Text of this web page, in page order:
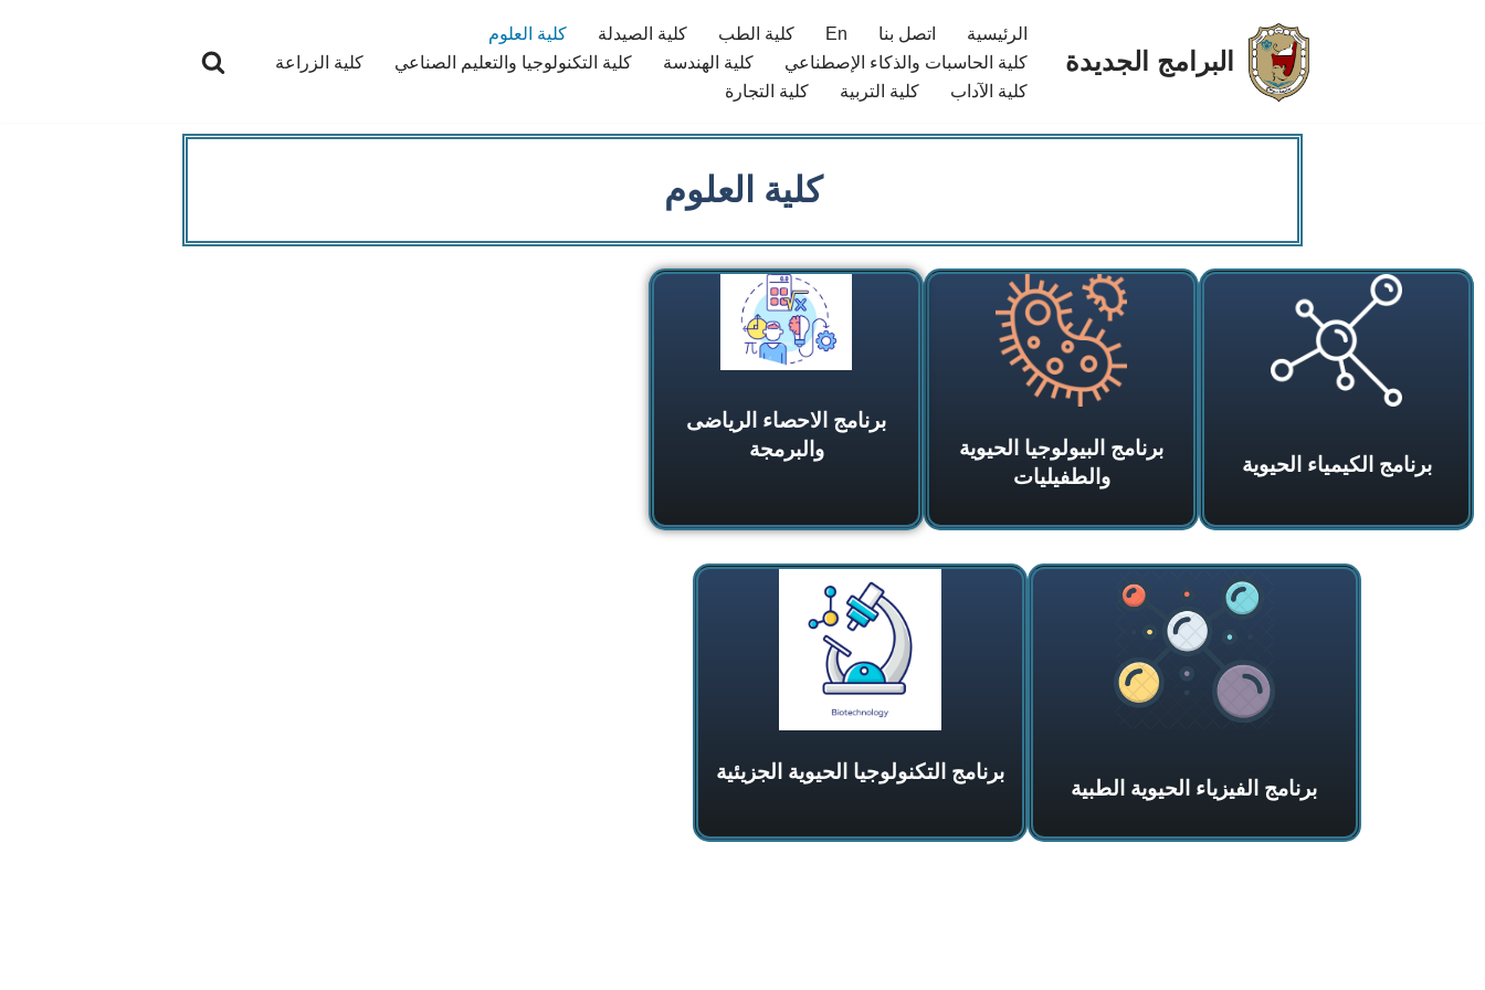
البرامج الجديدة
الرئيسية اتصل بنا En كلية الطب كلية الصيدلة​
كلية العلوم
كلية الحاسبات والذكاء الإصطناعي
كلية الهندسة كلية التكنولوجيا والتعليم الصناعي
كلية الزراعة
كلية الآداب
كلية التربية كلية التجارة
كلية العلوم
برنامج الكيمياء الحيوية
برنامج البيولوجيا الحيوية
والطفيليات
برنامج الاحصاء الرياضى
والبرمجة
برنامج الفيزياء الحيوية الطبية
برنامج التكنولوجيا الحيوية الجزيئية